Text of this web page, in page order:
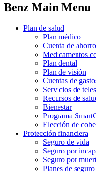
Benz Main Menu
Plan de salud
Plan médico
Cuenta de
Medicamentos
Plan dental
Plan de visión
Cuentas de
Servicios de
Recursos de
Bienestar
Programa
Elección de
Protección financiera
Seguro de vida
Seguro por
Seguro por
Planes de